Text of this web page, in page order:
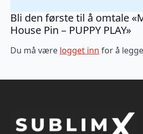
Bli den første til å omtale
House Pin – PUPPY PLAY»
Du må være logget inn for å